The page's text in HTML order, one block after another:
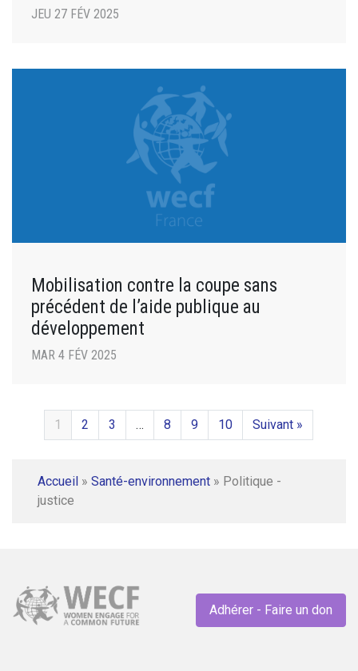
JEU 27 FÉV 2025
Mobilisation contre la coupe sans
précédent de l’aide publique au
développement
MAR 4 FÉV 2025
1 2 3 … 8 9 10 Suivant »
Accueil » Santé-environnement » Politique -
justice
Adhérer - Faire un don